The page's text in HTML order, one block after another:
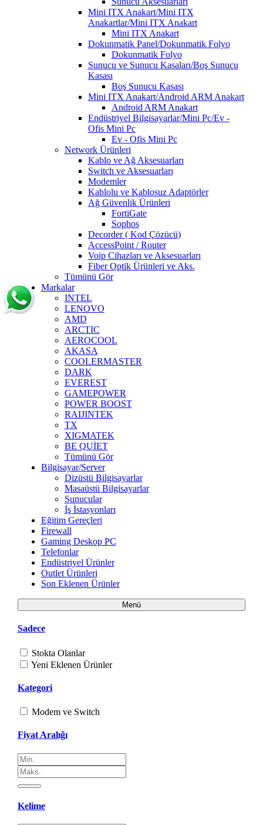
Mini ITX Anakart/Mini ITX
Anakartlar/Mini ITX Anakart
Mini ITX Anakart
Dokunmatik Panel/Dokunmatik Folyo
Dokunmatik Folyo
Sunucu ve Sunucu Kasaları/Boş Sunucu
Kasası
Boş Sunucu Kasası
Mini ITX Anakart/Android ARM Anakart
Android ARM Anakart
Endüstriyel Bilgisayarlar/Mini Pc/Ev -
Ofis Mini Pc
Ev - Ofis Mini Pc
Network Ürünleri
Kablo ve Ağ Aksesuarları
Switch ve Aksesuarları
Modemler
Kablolu ve Kablosuz Adaptörler
Ağ Güvenlik Ürünleri
FortiGate
Sophos
Decorder ( Kod Çözücü)
AccessPoint / Router
Voip Cihazları ve Aksesuarları
Fiber Optik Ürünleri ve Aks.
Tümünü Gör
Markalar
INTEL
LENOVO
AMD
ARCTIC
AEROCOOL
AKASA
COOLERMASTER
DARK
EVEREST
GAMEPOWER
POWER BOOST
RAIJINTEK
TX
XIGMATEK
BE QUİET
Tümünü Gör
Bilgisayar/Server
Dizüstü Bilgisayarlar
Masaüstü Bilgisayarlar
Sunucular
İş İstasyonları
Eğitim Gereçleri
Firewall
Gaming Deskop PC
Telefonlar
Endüstriyel Ürünler
Outlet Ürünleri
Son Eklenen Ürünler
Menü
Sadece
Stokta Olanlar
Yeni Eklenen Ürünler
Kategori
Modem ve Switch
Fiyat Aralığı
Kelime